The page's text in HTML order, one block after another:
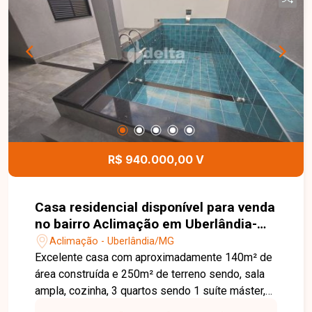
R$ 940.000,00 V
Casa residencial disponível para venda
no bairro Aclimação em Uberlândia-
MGAclimação - Uberlândia/MG
Excelente casa com aproximadamente 140m² de
área construída e 250m² de terreno sendo, sala
ampla, cozinha, 3 quartos sendo 1 suíte máster,